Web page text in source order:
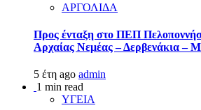
ΑΡΓΟΛΙΔΑ
Προς ένταξη στο ΠΕΠ
Αρχαίας Νεμέας – Δερβενάκια –
5 έτη ago admin
1 min read
ΥΓΕΙΑ